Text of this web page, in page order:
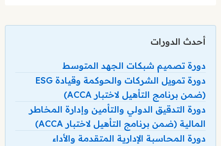
أحدث الدورات
دورة تصميم شبكات الجهد المتوسط
دورة تمويل الشركات والحوكمة وقيادة ESG
(ضمن برنامج التأهيل لاختبار ACCA)
دورة التدقيق الدولي والتأمين وإدارة المخاطر
المالية (ضمن برنامج التأهيل لاختبار ACCA)
دورة المحاسبة الإدارية المتقدمة والأداء